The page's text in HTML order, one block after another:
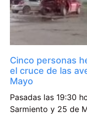
Cinco personas
el cruce de las
Mayo
Pasadas las 19:30
Sarmiento y 25 de